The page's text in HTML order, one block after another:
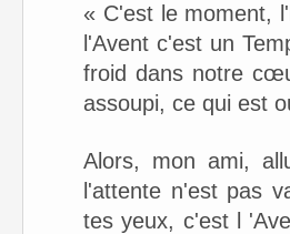
« C'est le moment,
l'Avent c'est un
froid dans notre
assoupi, ce qui est
Alors, mon ami,
l'attente n'est pas
tes yeux, c'est l